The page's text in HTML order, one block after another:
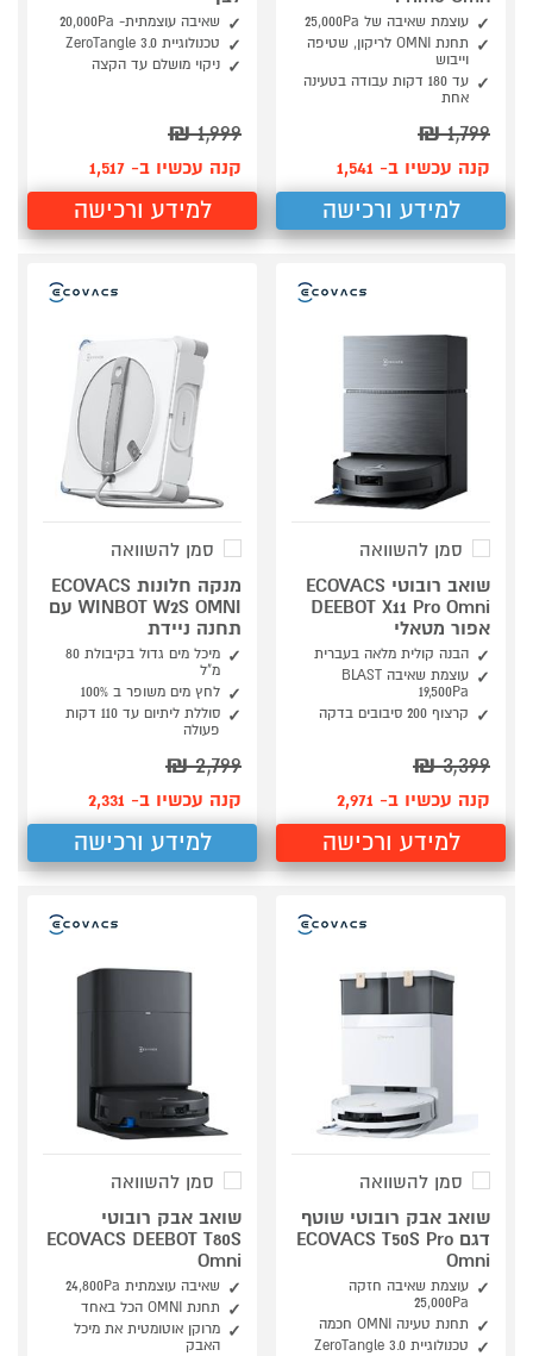
עוצמת שאיבה של 25,000Pa
תחנת OMNI לריקון, שטיפה
וייבוש
עד 180 דקות עבודה בטעינה
אחת
1,799
₪
קנה עכשיו ב- 1,541
למידע ורכישה
שאיבה עוצמתית- 20,000Pa
טכנולוגיית ZeroTangle 3.0
ניקוי מושלם עד הקצה
1,999
₪
קנה עכשיו ב- 1,517
למידע ורכישה
סמן להשוואה
שואב רובוטי ECOVACS
DEEBOT X11 Pro Omni
אפור מטאלי
הבנה קולית מלאה בעברית
עוצמת שאיבה BLAST
‎19,500Pa
קרצוף 200 סיבובים בדקה
3,399
₪
קנה עכשיו ב- 2,971
למידע ורכישה
סמן להשוואה
מנקה חלונות ECOVACS
WINBOT W2S OMNI עם
תחנה ניידת
מיכל מים גדול בקיבולת 80
מ"ל
לחץ מים משופר ב 100%
סוללת ליתיום עד 110 דקות
פעולה
2,799
₪
קנה עכשיו ב- 2,331
למידע ורכישה
סמן להשוואה
שואב אבק רובוטי שוטף
דגם ECOVACS T50S Pro
Omni
עוצמת שאיבה חזקה
25,000Pa
תחנת טעינה OMNI חכמה
טכנולוגיית ZeroTangle 3.0
סמן להשוואה
שואב אבק רובוטי
ECOVACS DEEBOT T80S
Omni
שאיבה עוצמתית 24,800Pa
תחנת OMNI הכל באחד
מרוקן אוטומטית את מיכל
האבק